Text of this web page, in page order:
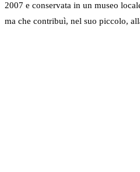
2007 e conservata in un museo
ma che contribuì, nel suo piccolo,